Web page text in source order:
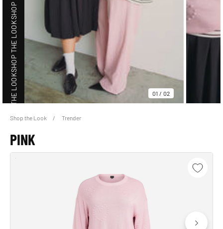
01 / 02
SHOP THE LOOK
SHOP THE LOOK
SHOP THE LOOK
Shop the Look Trender
PINK